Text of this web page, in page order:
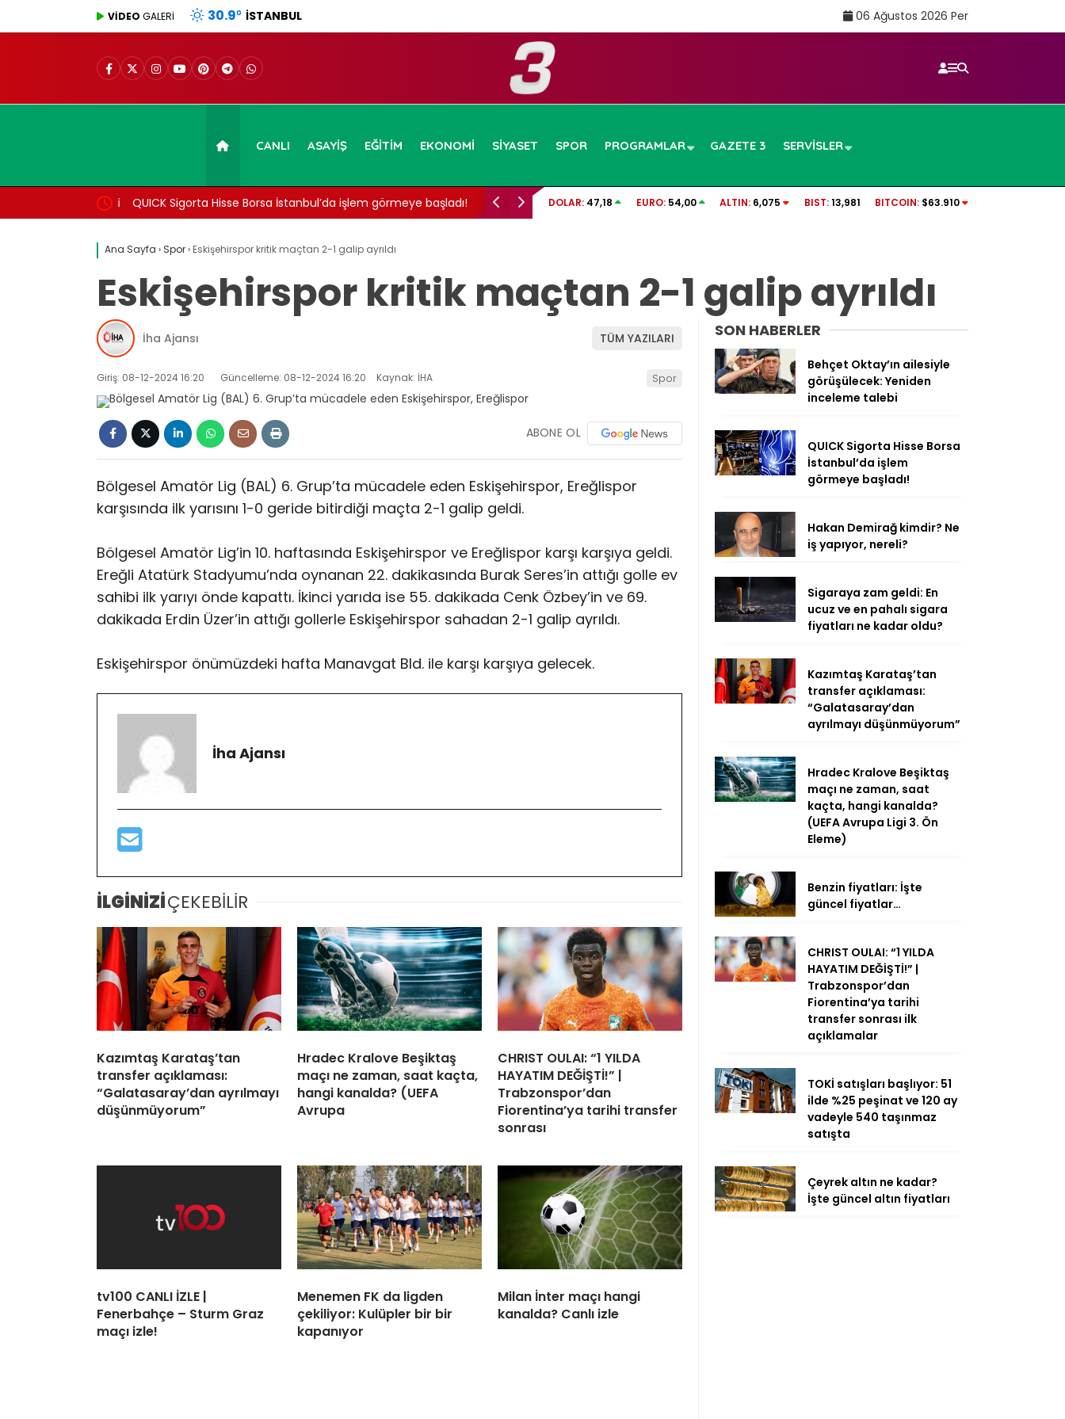
VİDEO GALERİ 30.9° İSTANBUL 06 Ağustos 2026 Per
CANLI ASAYIŞ EĞITIM EKONOMI SIYASET SPOR PROGRAMLAR GAZETE 3 SERVISLER
inceleme talebi QUICK Sigorta Hisse Borsa İstanbul’da işlem görmeye başladı! Behçet Oktay’ın ailesiyle görüşülecek: Yeniden inceleme talebi QUICK Sigorta Hisse Borsa İstanbul’da
DOLAR: 47,18 EURO: 54,00 ALTIN: 6,075 BIST: 13,981 BITCOIN: $63.910
Ana Sayfa › Spor› Eskişehirspor kritik maçtan 2-1 galip ayrıldı
Eskişehirspor kritik maçtan 2-1 galip ayrıldı
İha Ajansı TÜM YAZILARI
Giriş: 08-12-2024 16:20 Güncelleme: 08-12-2024 16:20 Kaynak: İHA Spor
ABONE OL
Bölgesel Amatör Lig (BAL) 6. Grup’ta mücadele eden Eskişehirspor, Ereğlispor
karşısında ilk yarısını 1-0 geride bitirdiği maçta 2-1 galip geldi.
Bölgesel Amatör Lig’in 10. haftasında Eskişehirspor ve Ereğlispor karşı karşıya geldi.
Ereğli Atatürk Stadyumu’nda oynanan 22. dakikasında Burak Seres’in attığı golle ev
sahibi ilk yarıyı önde kapattı. İkinci yarıda ise 55. dakikada Cenk Özbey’in ve 69.
dakikada Erdin Üzer’in attığı gollerle Eskişehirspor sahadan 2-1 galip ayrıldı.
Eskişehirspor önümüzdeki hafta Manavgat Bld. ile karşı karşıya gelecek.
İha Ajansı
İLGİNİZİÇEKEBİLİR
Kazımtaş Karataş’tan
transfer açıklaması:
“Galatasaray’dan ayrılmayı
düşünmüyorum”
Hradec Kralove Beşiktaş
maçı ne zaman, saat kaçta,
hangi kanalda? (UEFA
Avrupa
CHRIST OULAI: “1 YILDA
HAYATIM DEĞİŞTİ!” |
Trabzonspor’dan
Fiorentina’ya tarihi transfer
sonrası
tv100 CANLI İZLE |
Fenerbahçe – Sturm Graz
maçı izle!
Menemen FK da ligden
çekiliyor: Kulüpler bir bir
kapanıyor
Milan İnter maçı hangi
kanalda? Canlı izle
SON HABERLER
Behçet Oktay’ın ailesiyle
görüşülecek: Yeniden
inceleme talebi
QUICK Sigorta Hisse Borsa
İstanbul’da işlem
görmeye başladı!
Hakan Demirağ kimdir? Ne
iş yapıyor, nereli?
Sigaraya zam geldi: En
ucuz ve en pahalı sigara
fiyatları ne kadar oldu?
Kazımtaş Karataş’tan
transfer açıklaması:
“Galatasaray’dan
ayrılmayı düşünmüyorum”
Hradec Kralove Beşiktaş
maçı ne zaman, saat
kaçta, hangi kanalda?
(UEFA Avrupa Ligi 3. Ön
Eleme)
Benzin fiyatları: İşte
güncel fiyatlar…
CHRIST OULAI: “1 YILDA
HAYATIM DEĞİŞTİ!” |
Trabzonspor’dan
Fiorentina’ya tarihi
transfer sonrası ilk
açıklamalar
TOKİ satışları başlıyor: 51
ilde %25 peşinat ve 120 ay
vadeyle 540 taşınmaz
satışta
Çeyrek altın ne kadar?
İşte güncel altın fiyatları